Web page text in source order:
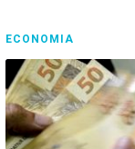
ECONOMIA